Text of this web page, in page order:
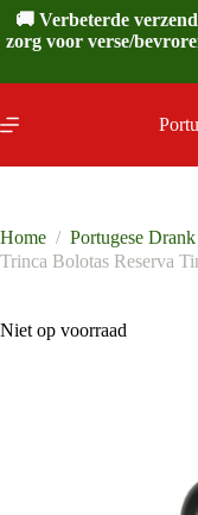
Ga
naar
de
🚚 Verbeterde
zorg voor verse/
Home / Portugese Drank
Trinca Bolotas Reserva
Niet op voorraad